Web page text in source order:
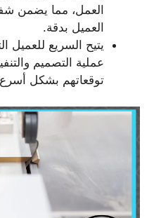
العمل، مما يضمن
العميل بدقة.
يتيح السريع للعميل
عملية التصميم
توقعاتهم بشكل